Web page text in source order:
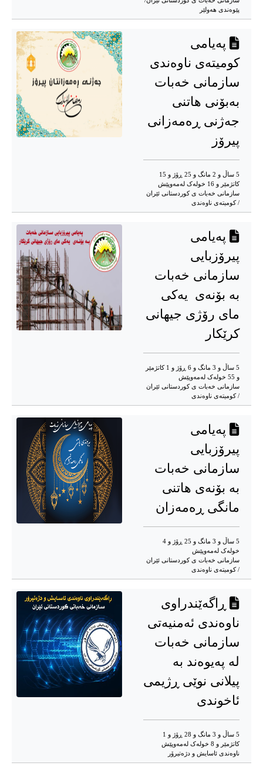
پێوەندی هەولێر ‌‌
په‌یامی
کومیته‌ی ناوه‌ندی
سازمانی خه‌بات
به‌بۆنی هاتنی
جه‌ژنی ڕه‌مه‌زانی
پیرۆز
5 ساڵ و 2 مانگ و 25 ڕۆژ و 15
کاتژمێر و 16 خوله‌ک له‌مه‌وپێش‌
سازمانی خەبات ی کوردستانی ئێران
/ کومیتەی ناوەندی
پەیامی
پیرۆزبایی
سازمانی خەبات
بە بۆنەی یەکی
مای رۆژی جیهانی
کرێکار
5 ساڵ و 3 مانگ و 6 ڕۆژ و 1 کاتژمێر
و 55 خوله‌ک له‌مه‌وپێش‌
سازمانی خەبات ی کوردستانی ئێران
/ کومیتەی ناوەندی
پەیامی
پیرۆزبایی
سازمانی خەبات
بە بۆنەی هاتنی
مانگی ڕەمەزان
5 ساڵ و 3 مانگ و 25 ڕۆژ و 4
خوله‌ک له‌مه‌وپێش‌
سازمانی خەبات ی کوردستانی ئێران
/ کومیتەی ناوەندی
ڕاگەێندراوی
ناوەندی ئەمنیەتی
سازمانی خەبات
لە پەیوەند بە
پیلانی نوێی ڕژیمی
ئاخوندی
5 ساڵ و 3 مانگ و 28 ڕۆژ و 1
کاتژمێر و 8 خوله‌ک له‌مه‌وپێش‌
ناوه‌ندی ئاسایش و دژه‌تیرۆر